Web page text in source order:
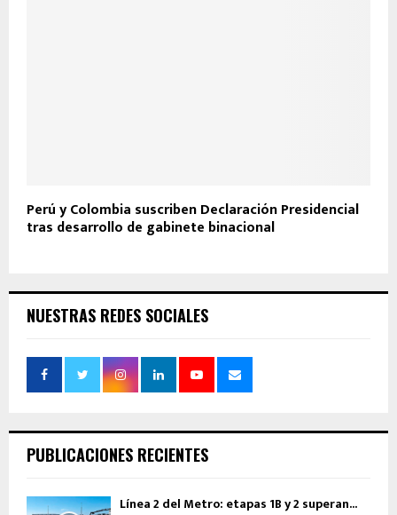
Perú y Colombia suscriben Declaración Presidencial
tras desarrollo de gabinete binacional
NUESTRAS REDES SOCIALES
PUBLICACIONES RECIENTES
Línea 2 del Metro: etapas 1B y 2 superan...